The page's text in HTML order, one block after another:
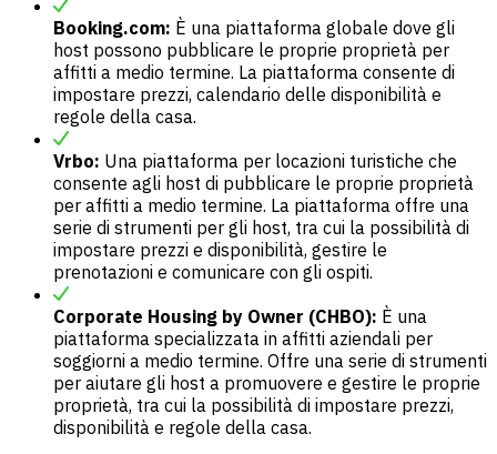
Booking.com: È una piattaforma globale dove gli
host possono pubblicare le proprie proprietà per
affitti a medio termine. La piattaforma consente di
impostare prezzi, calendario delle disponibilità e
regole della casa.
Vrbo: Una piattaforma per locazioni turistiche che
consente agli host di pubblicare le proprie proprietà
per affitti a medio termine. La piattaforma offre una
serie di strumenti per gli host, tra cui la possibilità di
impostare prezzi e disponibilità, gestire le
prenotazioni e comunicare con gli ospiti.
Corporate Housing by Owner (CHBO): È una
piattaforma specializzata in affitti aziendali per
soggiorni a medio termine. Offre una serie di strumenti
per aiutare gli host a promuovere e gestire le proprie
proprietà, tra cui la possibilità di impostare prezzi,
disponibilità e regole della casa.